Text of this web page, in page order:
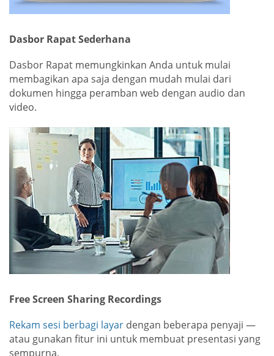
Dasbor Rapat Sederhana
Dasbor Rapat memungkinkan Anda untuk mulai
membagikan apa saja dengan mudah mulai dari
dokumen hingga peramban web dengan audio dan
video.
Free Screen Sharing Recordings
Rekam sesi berbagi layar dengan beberapa penyaji —
atau gunakan fitur ini untuk membuat presentasi yang
sempurna.